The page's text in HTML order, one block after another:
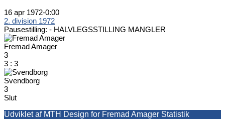
16 apr 1972-0:00
2. division 1972
Pausestilling: - HALVLEGSSTILLING MANGLER
Fremad Amager
3
3 : 3
Svendborg
3
Slut
Udviklet af MTH Design for Fremad Amager Statistik